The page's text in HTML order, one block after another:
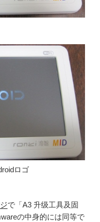
ロゴ
で「A3 升级工具及固
の中身的には同等で